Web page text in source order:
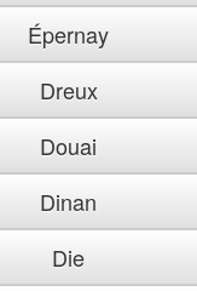
Épernay
Dreux
Douai
Dinan
Die